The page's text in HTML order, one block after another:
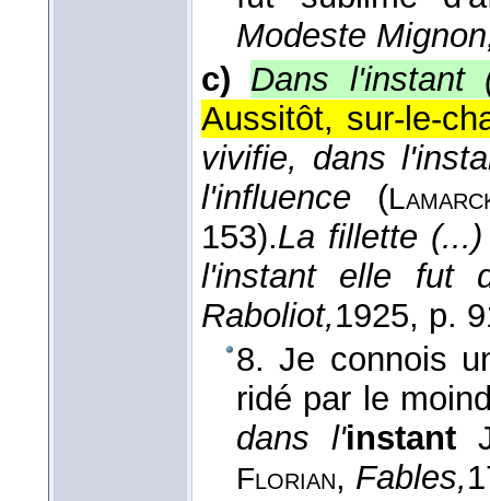
Modeste
c) Dans l'instant
Aussitôt, sur-le-
vivifie, dans
l'influence (
153).La fillette
l'instant elle fut
Raboliot,1925, p.
8. Je connois
ridé par le
dans l'instant
Florian, Fables,